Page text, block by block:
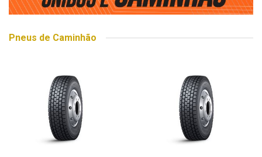
Pneus de Caminhão